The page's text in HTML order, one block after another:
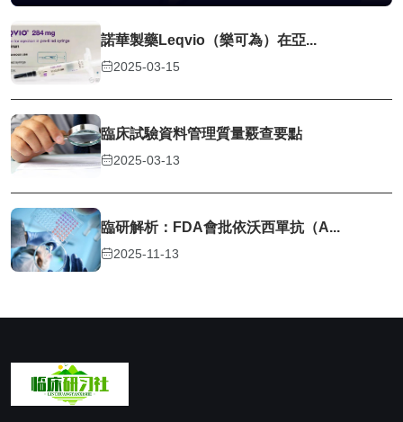
諾華製藥Leqvio（樂可為）在亞...
2025-03-15
臨床試驗資料管理質量覈查要點
2025-03-13
臨研解析：FDA會批依沃西單抗（A...
2025-11-13